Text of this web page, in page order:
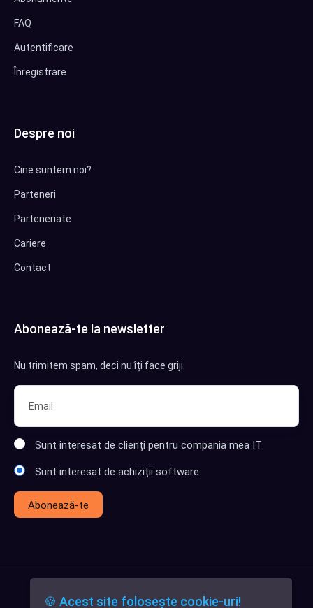
FAQ
Autentificare
Înregistrare
Despre noi
Cine suntem noi?
Parteneri
Parteneriate
Cariere
Contact
Abonează-te la newsletter
Nu trimitem spam, deci nu îți face griji.
Sunt interesat de clienți pentru compania mea IT
Sunt interesat de achiziții software
Abonează-te
🍪 Acest site folosește cookie-uri!